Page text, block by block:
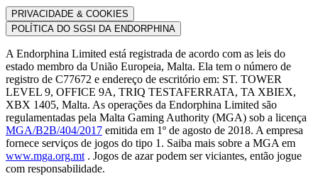
PRIVACIDADE & COOKIES
POLÍTICA DO SGSI DA ENDORPHINA
A Endorphina Limited está registrada de acordo com as leis do
estado membro da União Europeia, Malta. Ela tem o número de
registro de C77672 e endereço de escritório em: ST. TOWER
LEVEL 9, OFFICE 9A, TRIQ TESTAFERRATA, TA XBIEX,
XBX 1405, Malta. As operações da Endorphina Limited são
regulamentadas pela Malta Gaming Authority (MGA) sob a licença
MGA/B2B/404/2017 emitida em 1º de agosto de 2018. A empresa
fornece serviços de jogos do tipo 1. Saiba mais sobre a MGA em
www.mga.org.mt . Jogos de azar podem ser viciantes, então jogue
com responsabilidade.